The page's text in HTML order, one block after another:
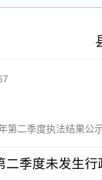
二季度执法结果公
二季度未发生